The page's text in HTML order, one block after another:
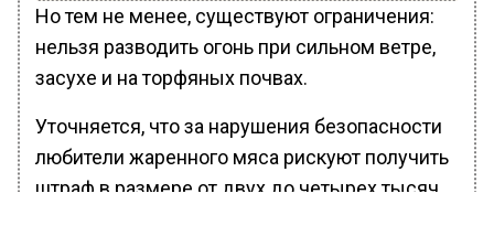
Но тем не менее, существуют ограничения:
нельзя разводить огонь при сильном ветре,
засухе и на торфяных почвах.
Уточняется, что за нарушения безопасности
любители жаренного мяса рискуют получить
штраф в размере от двух до четырех тысяч